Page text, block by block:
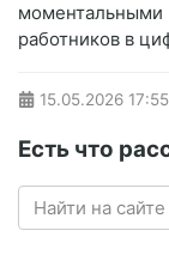
моментальными
работников в
15.05.2026 17:55
Есть что